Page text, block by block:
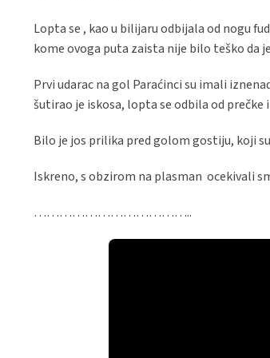
Lopta se , kao u bilijaru odbijala od nogu
kome ovoga puta zaista nije bilo teško da
Prvi udarac na gol Paraćinci su imali
šutirao je iskosa, lopta se odbila od prečke
Bilo je jos prilika pred golom gostiju, koji
Iskreno, s obzirom na plasman ocekivali
………………………………..